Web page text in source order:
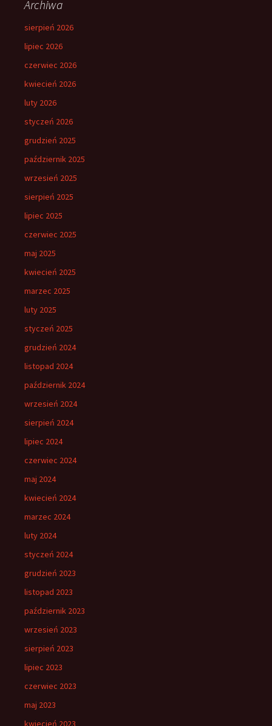
Archiwa
sierpień 2026
lipiec 2026
czerwiec 2026
kwiecień 2026
luty 2026
styczeń 2026
grudzień 2025
październik 2025
wrzesień 2025
sierpień 2025
lipiec 2025
czerwiec 2025
maj 2025
kwiecień 2025
marzec 2025
luty 2025
styczeń 2025
grudzień 2024
listopad 2024
październik 2024
wrzesień 2024
sierpień 2024
lipiec 2024
czerwiec 2024
maj 2024
kwiecień 2024
marzec 2024
luty 2024
styczeń 2024
grudzień 2023
listopad 2023
październik 2023
wrzesień 2023
sierpień 2023
lipiec 2023
czerwiec 2023
maj 2023
kwiecień 2023